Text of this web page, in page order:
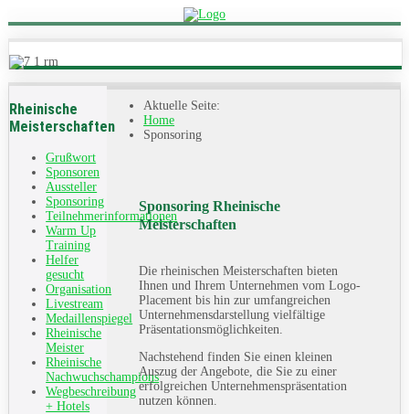
Rheinische
Meisterschaften
Grußwort
Sponsoren
Aussteller
Sponsoring
Teilnehmerinformationen
Warm Up
Training
Helfer
gesucht
Organisation
Livestream
Medaillenspiegel
Rheinische
Meister
Rheinische
Nachwuchschampions
Wegbeschreibung
+ Hotels
Aktuelle Seite:
Home
Sponsoring
Sponsoring Rheinische
Meisterschaften
Die rheinischen Meisterschaften bieten
Ihnen und Ihrem Unternehmen vom Logo-
Placement bis hin zur umfangreichen
Unternehmensdarstellung vielfältige
Präsentationsmöglichkeiten.
Nachstehend finden Sie einen kleinen
Auszug der Angebote, die Sie zu einer
erfolgreichen Unternehmenspräsentation
nutzen können.